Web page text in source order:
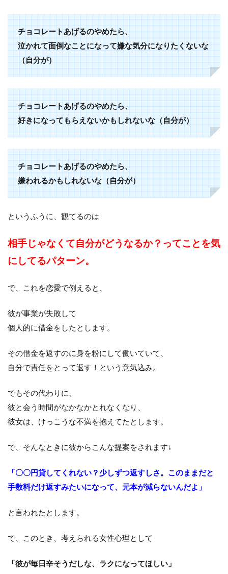
チョコレートあげるのやめたら、
泣かれて面倒なことになって嫌な気分になりたくないな
（自分が）
チョコレートあげるのやめたら、
好きになってもらえないかもしれないな（自分が）
チョコレートあげるのやめたら、
嫌われるかもしれないな（自分が）
というふうに、観てるのは
相手じゃなくて自分がどうなるか？ってことを気
にしてるパターン。
で、これを恋愛で例えると、
彼が事業が失敗して
個人的に借金をしたとします。
その借金を返すのに身を粉にして働いていて、
自分で責任をとって返す！という意気込み。
でもその代わりに、
彼と会う時間がなかなかとれなくなり、
彼女は、けっこうな不満を抱えてたとします。
で、そんなときに彼からこんな提案をされます↓
「〇〇円貸してくれない？少しずつ返すしさ。このままだと
手数料だけ返すみたいになって、元本が減らないんだよ」
と言われたとします。
で、このとき、考えられる女性心理として
「彼が毎日辛そうだしな、ラクになってほしい」